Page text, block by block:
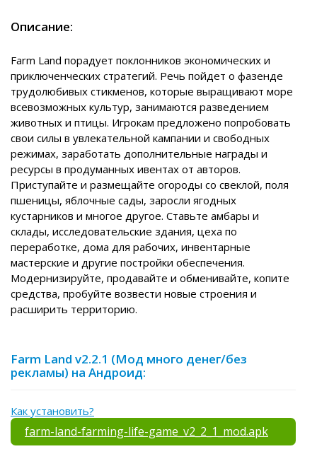
Описание:
Farm Land порадует поклонников экономических и
приключенческих стратегий. Речь пойдет о фазенде
трудолюбивых стикменов, которые выращивают море
всевозможных культур, занимаются разведением
животных и птицы. Игрокам предложено попробовать
свои силы в увлекательной кампании и свободных
режимах, заработать дополнительные награды и
ресурсы в продуманных ивентах от авторов.
Приступайте и размещайте огороды со свеклой, поля
пшеницы, яблочные сады, заросли ягодных
кустарников и многое другое. Ставьте амбары и
склады, исследовательские здания, цеха по
переработке, дома для рабочих, инвентарные
мастерские и другие постройки обеспечения.
Модернизируйте, продавайте и обменивайте, копите
средства, пробуйте возвести новые строения и
расширить территорию.
Farm Land v2.2.1 (Мод много денег/без
рекламы) на Андроид:
Как установить?
farm-land-farming-life-game_v2_2_1_mod.apk